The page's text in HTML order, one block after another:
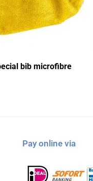
bib microfibre
Pay online via